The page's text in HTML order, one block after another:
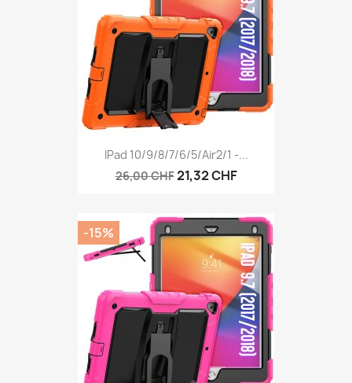
IPad 10/9/8/7/6/5/Air2/1 -...
26,00 CHF21,32 CHF
-15%